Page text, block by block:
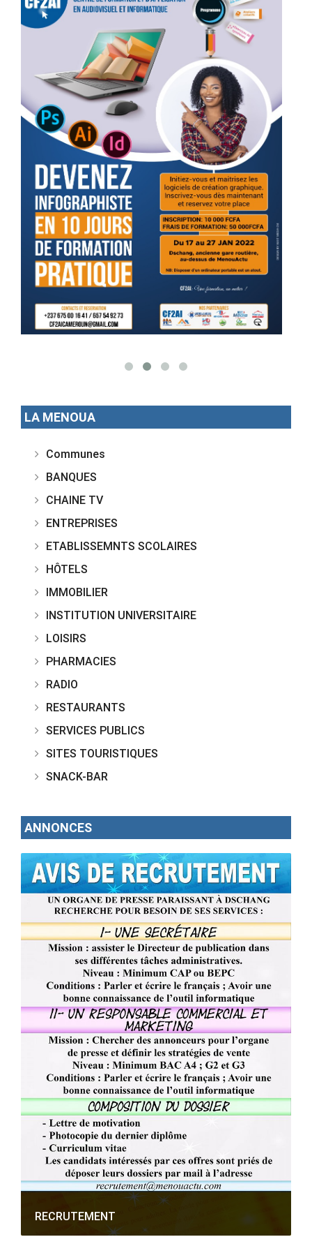
LA MENOUA
Communes
BANQUES
CHAINE TV
ENTREPRISES
ETABLISSEMNTS SCOLAIRES
HÔTELS
IMMOBILIER
INSTITUTION UNIVERSITAIRE
LOISIRS
PHARMACIES
RADIO
RESTAURANTS
SERVICES PUBLICS
SITES TOURISTIQUES
SNACK-BAR
ANNONCES
RECRUTEMENT